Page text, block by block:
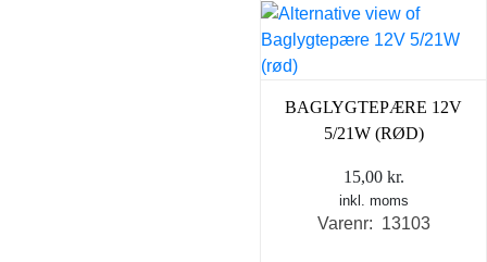
BAGLYGTEPÆRE 12V
5/21W (RØD)
15,00 kr.
inkl. moms
Varenr: 13103